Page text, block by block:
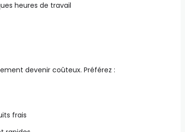
heures de travail
devenir coûteux. Préférez :
frais